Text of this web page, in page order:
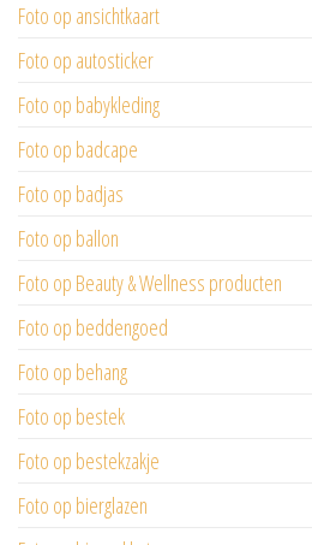
Foto op ansichtkaart
Foto op autosticker
Foto op babykleding
Foto op badcape
Foto op badjas
Foto op ballon
Foto op Beauty & Wellness producten
Foto op beddengoed
Foto op behang
Foto op bestek
Foto op bestekzakje
Foto op bierglazen